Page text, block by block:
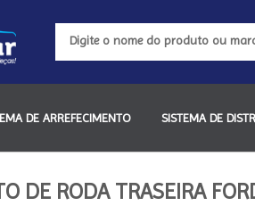
DE ARREFECIMENTO SISTEMA DE
DE RODA TRASEIRA